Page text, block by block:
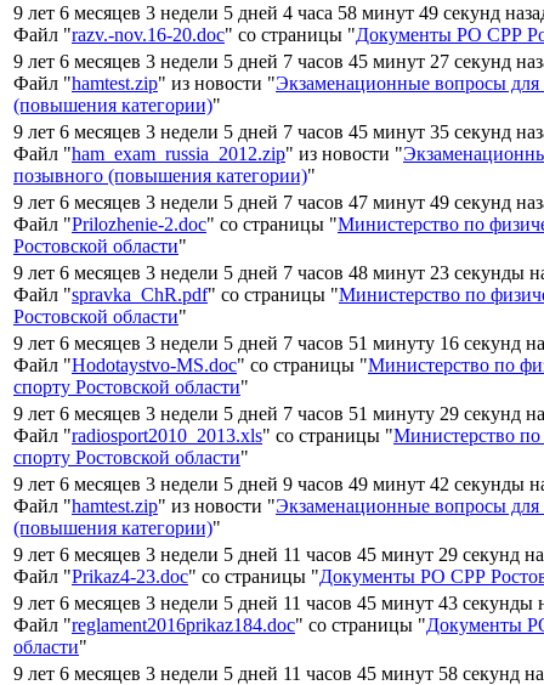
9 лет 6 месяцев 3 недели 5 дней 4 часа 58 минут 49 секунд
Файл "razv.-nov.16-20.doc" со страницы "Документы РО СРР
9 лет 6 месяцев 3 недели 5 дней 7 часов 45 минут 27 секунд
Файл "hamtest.zip" из новости "Экзаменационные вопросы
(повышения категории)"
9 лет 6 месяцев 3 недели 5 дней 7 часов 45 минут 35 секунд
Файл "ham_exam_russia_2012.zip" из новости "
позывного (повышения категории)"
9 лет 6 месяцев 3 недели 5 дней 7 часов 47 минут 49 секунд
Файл "Prilozhenie-2.doc" со страницы "Министерство по
Ростовской области"
9 лет 6 месяцев 3 недели 5 дней 7 часов 48 минут 23 секунды
Файл "spravka_ChR.pdf" со страницы "Министерство по
Ростовской области"
9 лет 6 месяцев 3 недели 5 дней 7 часов 51 минуту 16 секунд
Файл "Hodotaystvo-MS.doc" со страницы "Министерство по
спорту Ростовской области"
9 лет 6 месяцев 3 недели 5 дней 7 часов 51 минуту 29 секунд
Файл "radiosport2010_2013.xls" со страницы "Министерство по
спорту Ростовской области"
9 лет 6 месяцев 3 недели 5 дней 9 часов 49 минут 42 секунды
Файл "hamtest.zip" из новости "Экзаменационные вопросы
(повышения категории)"
9 лет 6 месяцев 3 недели 5 дней 11 часов 45 минут 29 секунд
Файл "Prikaz4-23.doc" со страницы "Документы РО СРР
9 лет 6 месяцев 3 недели 5 дней 11 часов 45 минут 43 секунды
Файл "reglament2016prikaz184.doc" со страницы "Документы
области"
9 лет 6 месяцев 3 недели 5 дней 11 часов 45 минут 58 секунд